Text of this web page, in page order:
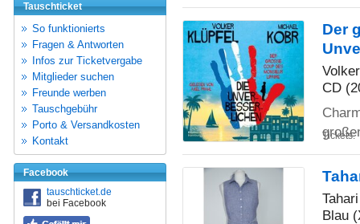
Tauschticket
So funktionierts
Fragen & Antworten
Infos zur Ticketvergabe
Mitglieder suchen
Freunde werben
Tauschgebühr
Porto & Versandkosten
Kontakt
Facebook
tauschticket.de
bei Facebook
Der
CD
Tickets:
Tahari
Blau